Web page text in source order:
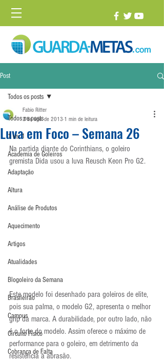
Post
Todos os posts
1 vs. 1
Academia de Goleiros
Adaptação
Altura
Análise de Produtos
Aquecimento
Artigos
Atualidades
Blogoleiro da Semana
Brasileirão
Campus
Circuito Físico
Cobrança de Falta
Todos os posts
Luva em Foco – Semana 26
Fabio Ritter
2 de ago. de 2013 1 min de leitura
Na partida diante do Corinthians, o goleiro
gremista Dida usou a luva Reusch Keon Pro G2.
Este modelo foi desenhado para goleiros de elite,
pois sua palma, o modelo G2, apresenta o melhor
grip da marca. A durabilidade, por outro lado, não
é o forte do modelo. Assim oferece o máximo de
performance para o goleiro, em detrimento da
resistência à abrasão.